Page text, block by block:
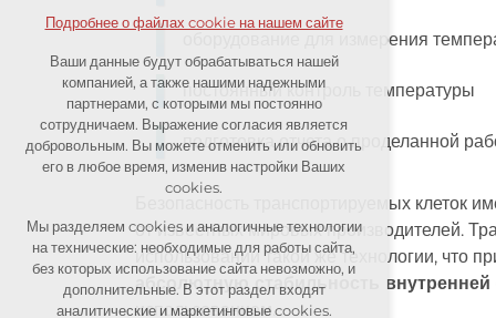
оборудование для измерения
постоянный контроль температуры
подготовка отчета о проделанной
Безопасность транспортируемых клеток
от известных мировых производителей.
использовании такой же технологии, что
абсолютную стабильность
использованием.
Дополнительные файлы cookie
аналитические cookies для
анонимной оценки видимости сайта
маркетинговые cookies (Google,
Seznam, Facebook)
Подробнее о файлах cookie на нашем сайте
Подробнее о файлах cookie на нашем сайте
Ваши данные будут обрабатываться нашей
компанией, а также нашими надежными
партнерами, с которыми мы постоянно
сотрудничаем. Выражение согласия является
добровольным. Вы можете отменить или обновить
его в любое время, изменив настройки Ваших
cookies.
Мы разделяем cookies и аналогичные технологии
на технические: необходимые для работы сайта,
без которых использование сайта невозможно, и
дополнительные. В этот раздел входят
аналитические и маркетинговые cookies.